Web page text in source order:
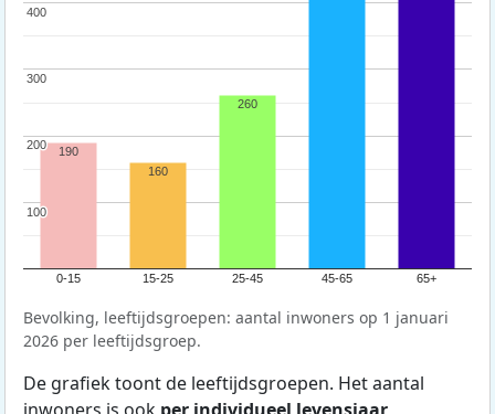
0-15 15-25 25-45 45-65 65+
100
100
200
200
300
300
400
400
190
160
260
Bevolking, leeftijdsgroepen: aantal inwoners op 1 januari
2026 per leeftijdsgroep.
De grafiek toont de leeftijdsgroepen. Het aantal